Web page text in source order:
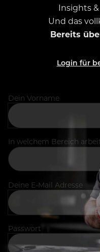
Insights
Und das
Bereits
Login für
Dein Vorname
In welchem Bereich
Deine E-Mail Adresse
Passwort